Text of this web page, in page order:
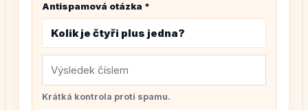
Antispamová otázka *
Kolik je čtyři plus jedna?
Krátká kontrola proti spamu.